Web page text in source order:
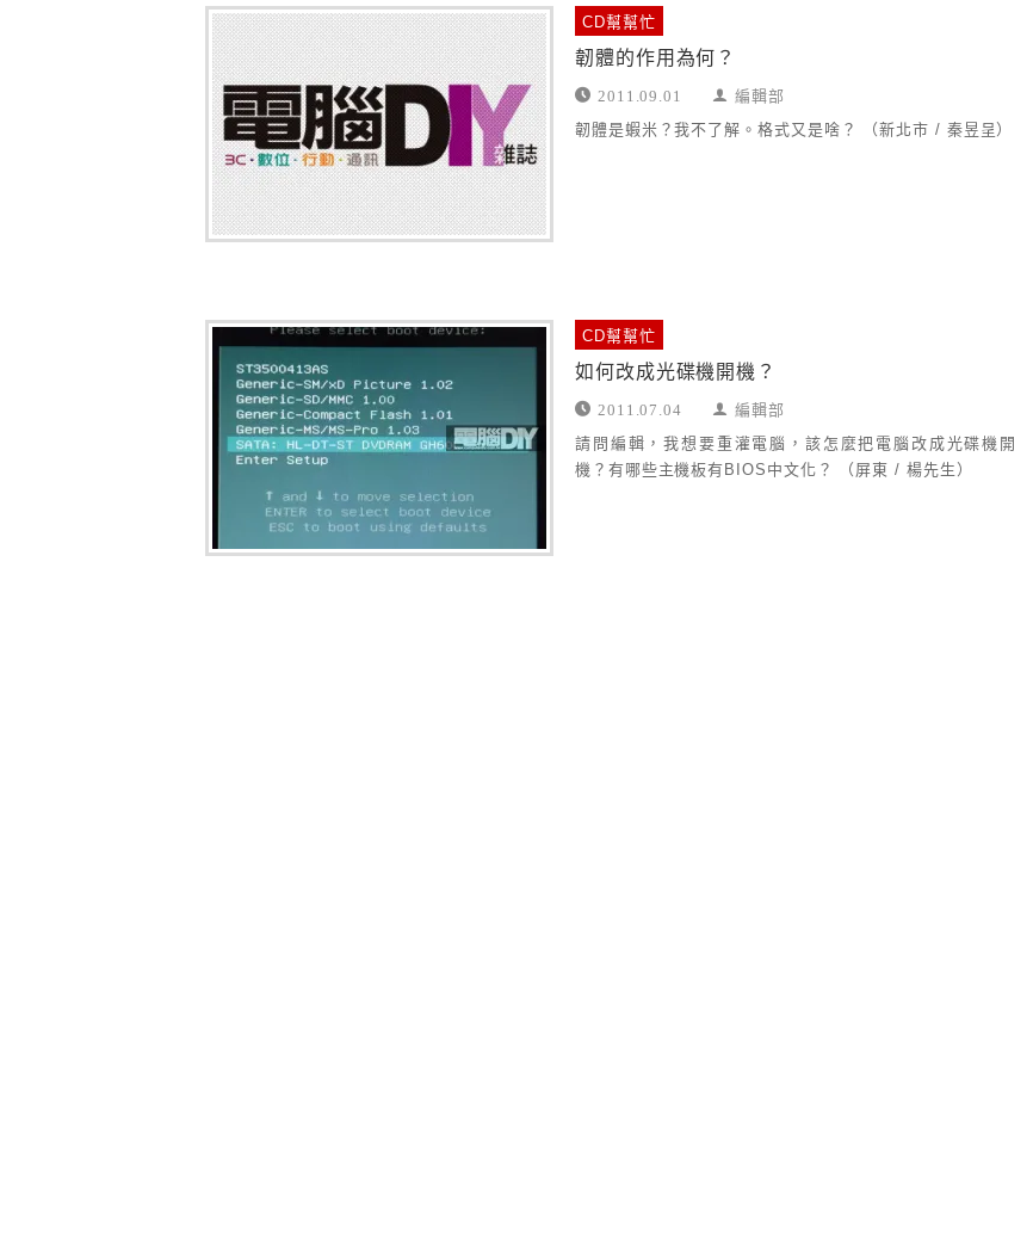
CD幫幫忙
韌體的作用為何？
2011.09.01 編輯部
韌體是蝦米？我不了解。格式又是啥？ （新北市 / 秦昱呈）
CD幫幫忙
如何改成光碟機開機？
2011.07.04 編輯部
請問編輯，我想要重灌電腦，該怎麼把電腦改成光碟機開
機？有哪些主機板有BIOS中文化？ （屏東 / 楊先生）